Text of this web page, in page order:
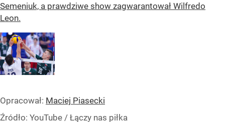
Semeniuk, a prawdziwe show zagwarantował Wilfredo
Leon.
Opracował: Maciej Piasecki
Źródło: YouTube / Łączy nas piłka